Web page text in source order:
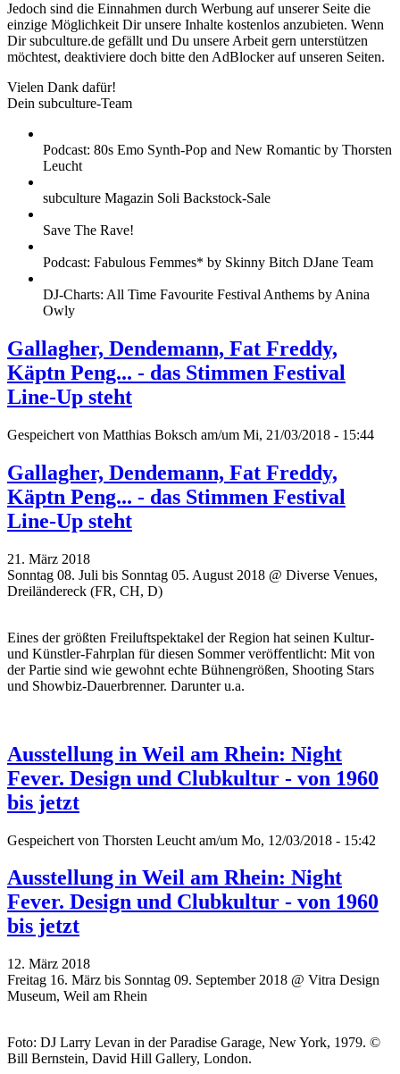
Jedoch sind die Einnahmen durch Werbung auf unserer Seite die
einzige Möglichkeit Dir unsere Inhalte kostenlos anzubieten. Wenn
Dir subculture.de gefällt und Du unsere Arbeit gern unterstützen
möchtest, deaktiviere doch bitte den AdBlocker auf unseren Seiten.
Vielen Dank dafür!
Dein subculture-Team
Podcast: 80s Emo Synth-Pop and New Romantic by Thorsten
Leucht
subculture Magazin Soli Backstock-Sale
Save The Rave!
Podcast: Fabulous Femmes* by Skinny Bitch DJane Team
DJ-Charts: All Time Favourite Festival Anthems by Anina
Owly
Gallagher, Dendemann, Fat Freddy,
Käptn Peng... - das Stimmen Festival
Line-Up steht
Gespeichert von Matthias Boksch am/um Mi, 21/03/2018 - 15:44
Gallagher, Dendemann, Fat Freddy,
Käptn Peng... - das Stimmen Festival
Line-Up steht
21. März 2018
Sonntag 08. Juli bis Sonntag 05. August 2018 @ Diverse Venues,
Dreiländereck (FR, CH, D)
Eines der größten Freiluftspektakel der Region hat seinen Kultur-
und Künstler-Fahrplan für diesen Sommer veröffentlicht: Mit von
der Partie sind wie gewohnt echte Bühnengrößen, Shooting Stars
und Showbiz-Dauerbrenner. Darunter u.a.
Ausstellung in Weil am Rhein: Night
Fever. Design und Clubkultur - von 1960
bis jetzt
Gespeichert von Thorsten Leucht am/um Mo, 12/03/2018 - 15:42
Ausstellung in Weil am Rhein: Night
Fever. Design und Clubkultur - von 1960
bis jetzt
12. März 2018
Freitag 16. März bis Sonntag 09. September 2018 @ Vitra Design
Museum, Weil am Rhein
Foto: DJ Larry Levan in der Paradise Garage, New York, 1979. ©
Bill Bernstein, David Hill Gallery, London.